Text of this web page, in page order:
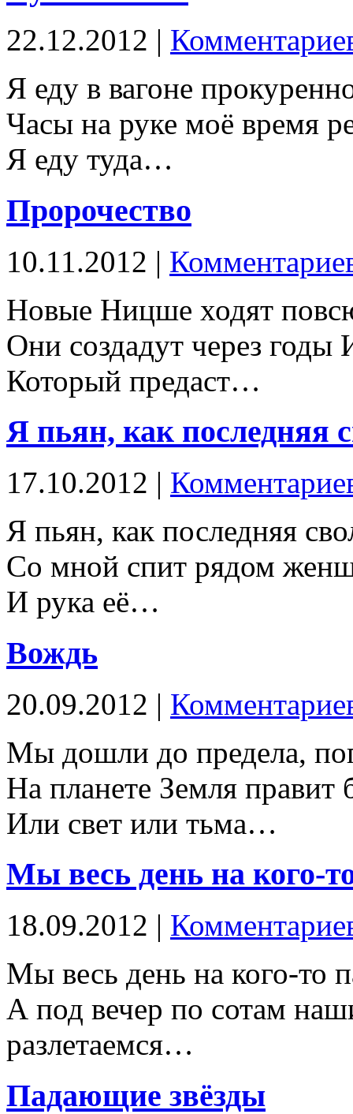
22.12.2012 |
Я еду в вагоне
Часы на руке моё время
Я еду туда…
Пророчество
10.11.2012 |
Новые Ницше ходят
Они создадут через годы
Который предаст…
Я пьян, как последняя
17.10.2012 |
Я пьян, как последняя
Со мной спит рядом
И рука её…
Вождь
20.09.2012 |
Мы дошли до предела,
На планете Земля правит
Или свет или тьма…
Мы весь день на кого-
18.09.2012 |
Мы весь день на кого-то
А под вечер по сотам
разлетаемся…
Падающие звёзды